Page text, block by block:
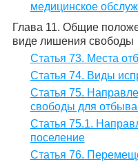
медицинское
Глава 11. Общие
виде лишения свободы
Статья 73. Места
Статья 74. Виды
Статья 75.
свободы для
Статья 75.1.
поселение
Статья 76.